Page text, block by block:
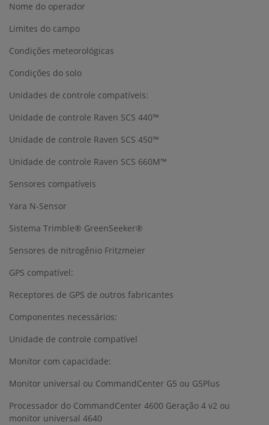
Nome do operador
Limites do campo
Condições meteorológicas
Condições do solo
Unidades de controle compatíveis:
Unidade de controle Raven SCS 440™
Unidade de controle Raven SCS 450™
Unidade de controle Raven SCS 660M™
Sensores compatíveis
Yara N-Sensor
Sistema Trimble® GreenSeeker®
Sensores de nitrogênio Fritzmeier
GPS compatível:
Receptores de GPS de outros fabricantes
Componentes necessários:
Unidade de controle compatível
Monitor com capacidade:
Monitor universal ou CommandCenter G5 ou G5Plus
Processador do CommandCenter 4600 Geração 4 v2 ou
monitor universal 4640